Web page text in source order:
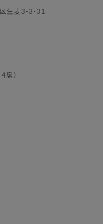
生麦3-3-31
席）